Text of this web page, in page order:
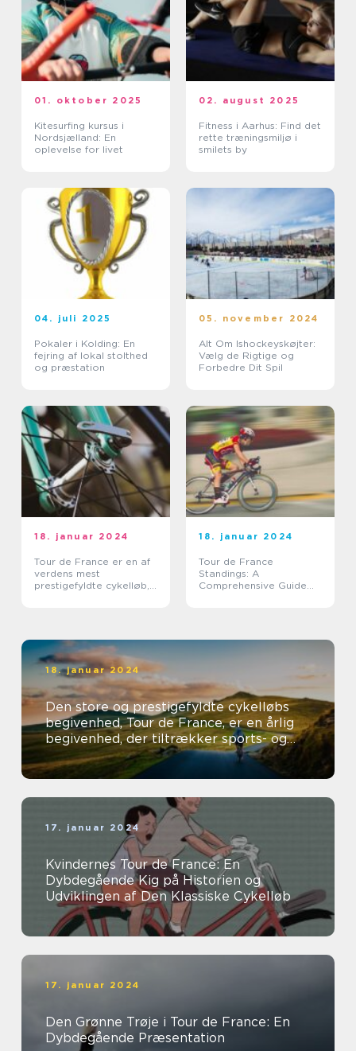
01. oktober 2025
Kitesurfing kursus i
Nordsjælland: En
oplevelse for livet
02. august 2025
Fitness i Aarhus: Find det
rette træningsmiljø i
smilets by
04. juli 2025
Pokaler i Kolding: En
fejring af lokal stolthed
og præstation
05. november 2024
Alt Om Ishockeyskøjter:
Vælg de Rigtige og
Forbedre Dit Spil
18. januar 2024
Tour de France er en af
verdens mest
prestigefyldte cykelløb,
18. januar 2024
Tour de France
Standings: A
Comprehensive Guide
18. januar 2024
Den store og prestigefyldte cykelløbs
begivenhed, Tour de France, er en årlig
begivenhed, der tiltrækker sports- og
fritidsentusiaster fra hele verden...
17. januar 2024
Kvindernes Tour de France: En
Dybdegående Kig på Historien og
Udviklingen af Den Klassiske Cykelløb
17. januar 2024
Den Grønne Trøje i Tour de France: En
Dybdegående Præsentation